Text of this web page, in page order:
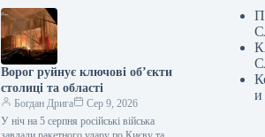
Ворог руйнує ключові об’єкти
столиці та області
Богдан Дрига
Сер 9, 2026
У ніч на 5 серпня російські війська
и